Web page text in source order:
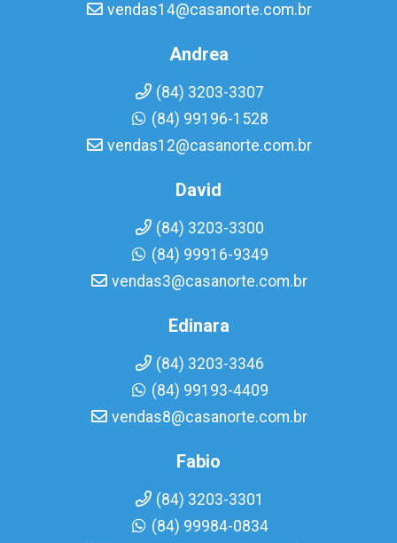
vendas14@casanorte.com.br
Andrea
(84) 3203-3307
(84) 99196-1528
vendas12@casanorte.com.br
David
(84) 3203-3300
(84) 99916-9349
vendas3@casanorte.com.br
Edinara
(84) 3203-3346
(84) 99193-4409
vendas8@casanorte.com.br
Fabio
(84) 3203-3301
(84) 99984-0834